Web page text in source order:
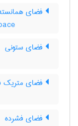
فضای
فضای ستونی
فضای متریک
فضای فشرده